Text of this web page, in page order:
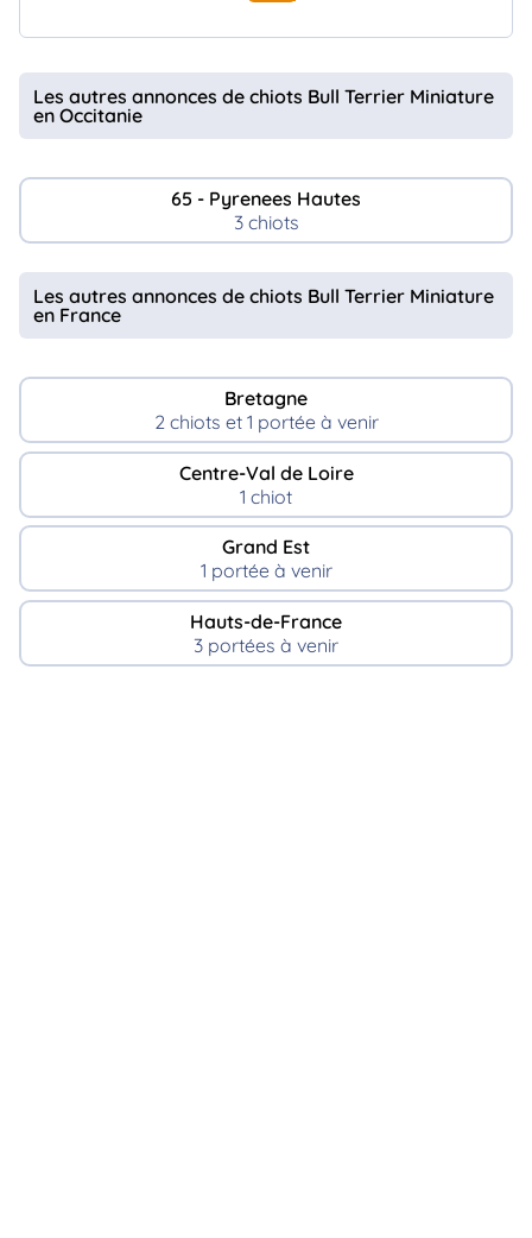
Les autres annonces de chiots Bull Terrier Miniature
en Occitanie
65 - Pyrenees Hautes
3 chiots
Les autres annonces de chiots Bull Terrier Miniature
en France
Bretagne
2 chiots et 1 portée à venir
Centre-Val de Loire
1 chiot
Grand Est
1 portée à venir
Hauts-de-France
3 portées à venir